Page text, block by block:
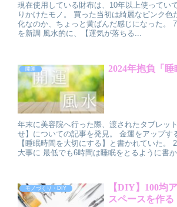
現在使用している財布は、10年以上使ってい
りかけたモノ。 買った当初は綺麗なピンク色
化なのか、ちょっと黄ばんだ感じになった。
を新調 風水的に、【運気が落ちる...
開運 2024年抱負「睡
年末に美容院へ行った際、渡されたタブレッ
せ】についての記事を発見。 金運をアップす
【睡眠時間を大切にする】と書かれていた。
大事に 最低でも6時間は睡眠をとるように書か
モノづくり・DIY
【DIY】100均
スペースを作る